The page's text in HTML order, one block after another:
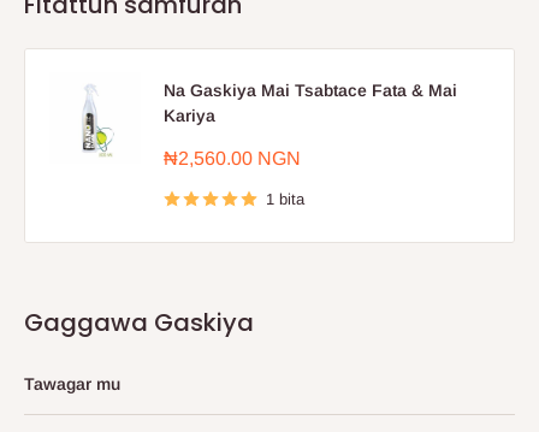
Na Gaskiya Mai Tsabtace Fata & Mai
Kariya
Farashin
₦2,560.00 NGN
1 bita
Gaggawa Gaskiya
Tawagar mu